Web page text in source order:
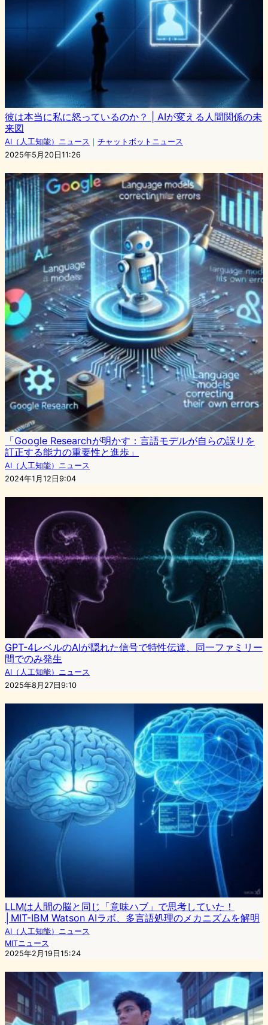
彼は本当に私に怒っているのか？ | AIが変える人間関係の未
来図
AI（人工知能）ニュース ｜ チャットボットニュース
2025年5月20日11:26
「Google Researchが明かす：言語モデルが自らの誤りを
訂正する能力の重要性と進歩」
AI（人工知能）ニュース
2024年1月12日9:04
GPT-4レベルのAIが隠れた信号で特性伝達、同一ファミリー
間でのみ発生
AI（人工知能）ニュース
2025年8月27日9:10
LLMは人間の脳と同じ「意味ハブ」で思考していた！
│MIT-IBM Watson AIラボ、多言語処理のメカニズムを解明
AI（人工知能）ニュース
MITニュース
2025年2月19日15:24